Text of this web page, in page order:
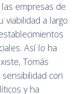
empresas de
viabilidad a largo
Así lo ha
Tomás
con
y ha